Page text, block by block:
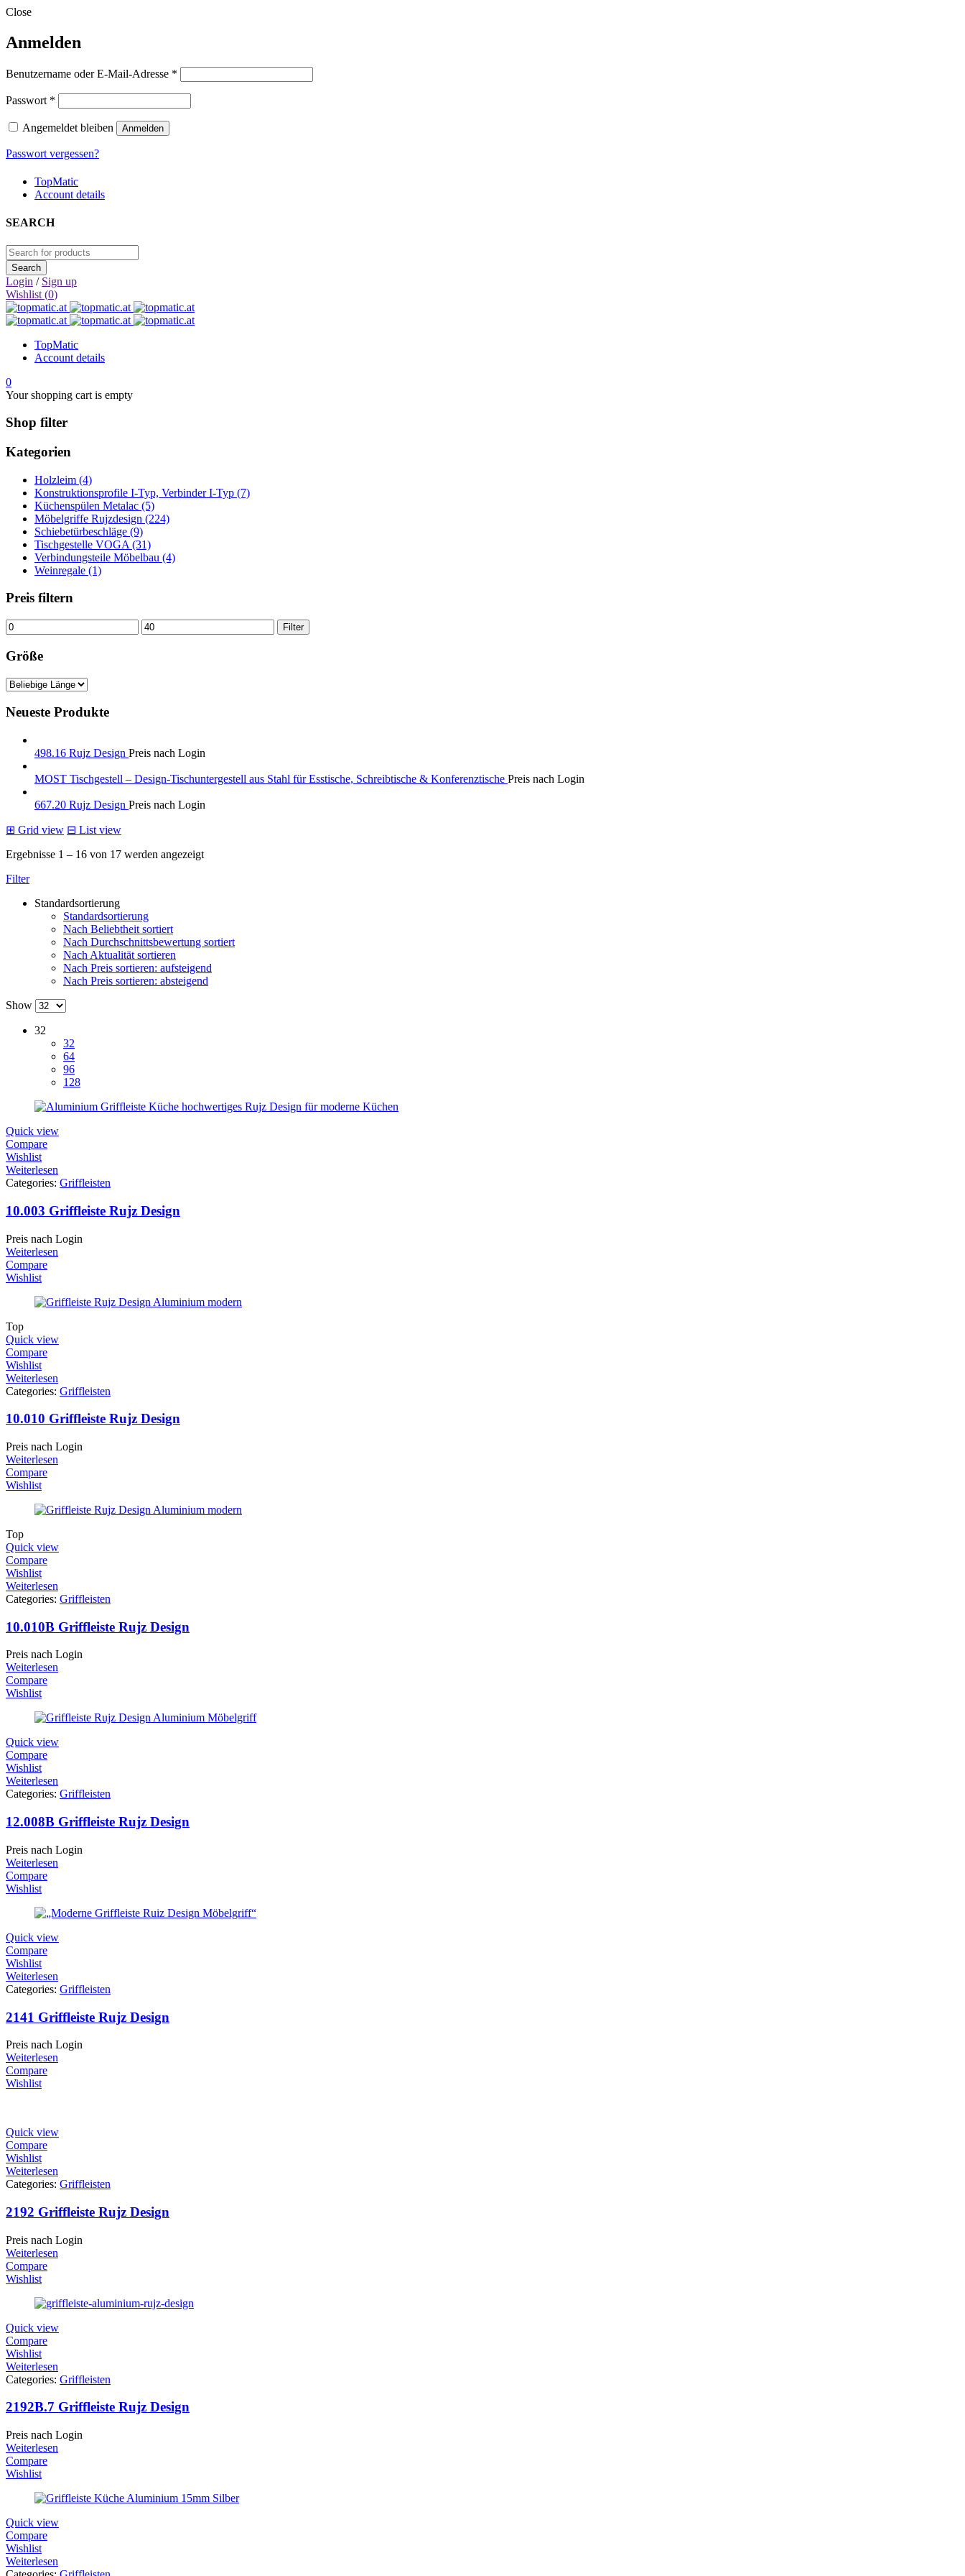
Close
Anmelden
Benutzername oder E-Mail-Adresse *
Passwort *
Angemeldet bleiben Anmelden
Passwort vergessen?
TopMatic
Account details
SEARCH
Login / Sign up
Wishlist (0)
TopMatic
Account details
0
Your shopping cart is empty
Shop filter
Kategorien
Holzleim (4)
Konstruktionsprofile I-Typ, Verbinder I-Typ (7)
Küchenspülen Metalac (5)
Möbelgriffe Rujzdesign (224)
Schiebetürbeschläge (9)
Tischgestelle VOGA (31)
Verbindungsteile Möbelbau (4)
Weinregale (1)
Preis filtern
Min.
Preis
Max.
Preis
Filter
Größe
Neueste Produkte
498.16 Rujz Design Preis nach Login
MOST Tischgestell – Design-Tischuntergestell aus Stahl für Esstische, Schreibtische & Konferenztische Preis nach Login
667.20 Rujz Design Preis nach Login
⊞ Grid view ⊟ List view
Ergebnisse 1 – 16 von 17 werden angezeigt
Filter
Standardsortierung
Standardsortierung
Nach Beliebtheit sortiert
Nach Durchschnittsbewertung sortiert
Nach Aktualität sortieren
Nach Preis sortieren: aufsteigend
Nach Preis sortieren: absteigend
Show
32
32
64
96
128
Quick view
Compare
Wishlist
Weiterlesen
Categories: Griffleisten
10.003 Griffleiste Rujz Design
Preis nach Login
Weiterlesen
Compare
Wishlist
Top
Quick view
Compare
Wishlist
Weiterlesen
Categories: Griffleisten
10.010 Griffleiste Rujz Design
Preis nach Login
Weiterlesen
Compare
Wishlist
Top
Quick view
Compare
Wishlist
Weiterlesen
Categories: Griffleisten
10.010B Griffleiste Rujz Design
Preis nach Login
Weiterlesen
Compare
Wishlist
Quick view
Compare
Wishlist
Weiterlesen
Categories: Griffleisten
12.008B Griffleiste Rujz Design
Preis nach Login
Weiterlesen
Compare
Wishlist
Quick view
Compare
Wishlist
Weiterlesen
Categories: Griffleisten
2141 Griffleiste Rujz Design
Preis nach Login
Weiterlesen
Compare
Wishlist
Quick view
Compare
Wishlist
Weiterlesen
Categories: Griffleisten
2192 Griffleiste Rujz Design
Preis nach Login
Weiterlesen
Compare
Wishlist
Quick view
Compare
Wishlist
Weiterlesen
Categories: Griffleisten
2192B.7 Griffleiste Rujz Design
Preis nach Login
Weiterlesen
Compare
Wishlist
Quick view
Compare
Wishlist
Weiterlesen